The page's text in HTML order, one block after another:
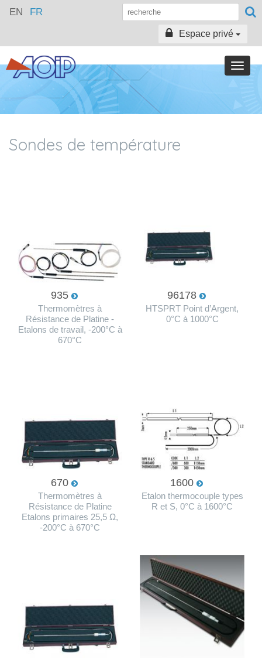
EN FR
Espace privé
Toggle
Sondes de température
935
Thermomètres à
Résistance de Platine -
Etalons de travail, -200°C à
670°C
96178
HTSPRT Point d’Argent,
0°C à 1000°C
670
Thermomètres à
Résistance de Platine
Etalons primaires 25,5 Ω,
-200°C à 670°C
1600
Etalon thermocouple types
R et S, 0°C à 1600°C